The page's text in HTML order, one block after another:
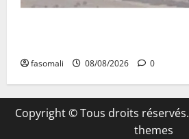
fasomali 08/08/2026 0
Copyright © Tous droits réservés.
themes